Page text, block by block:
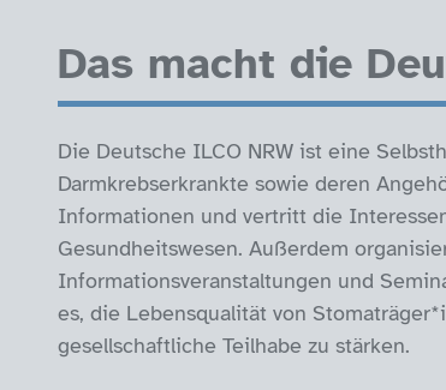
Das macht die
Die Deutsche ILCO NRW ist eine
Darmkrebserkrankte sowie deren
Informationen und vertritt die
Gesundheitswesen. Außerdem
Informationsveranstaltungen und
es, die Lebensqualität von
gesellschaftliche Teilhabe zu stärken.